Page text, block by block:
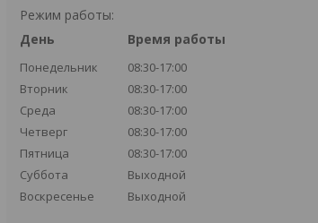
Режим работы:
День
Время работы
Понедельник
08:30-17:00
Вторник
08:30-17:00
Среда
08:30-17:00
Четверг
08:30-17:00
Пятница
08:30-17:00
Суббота
Выходной
Воскресенье
Выходной